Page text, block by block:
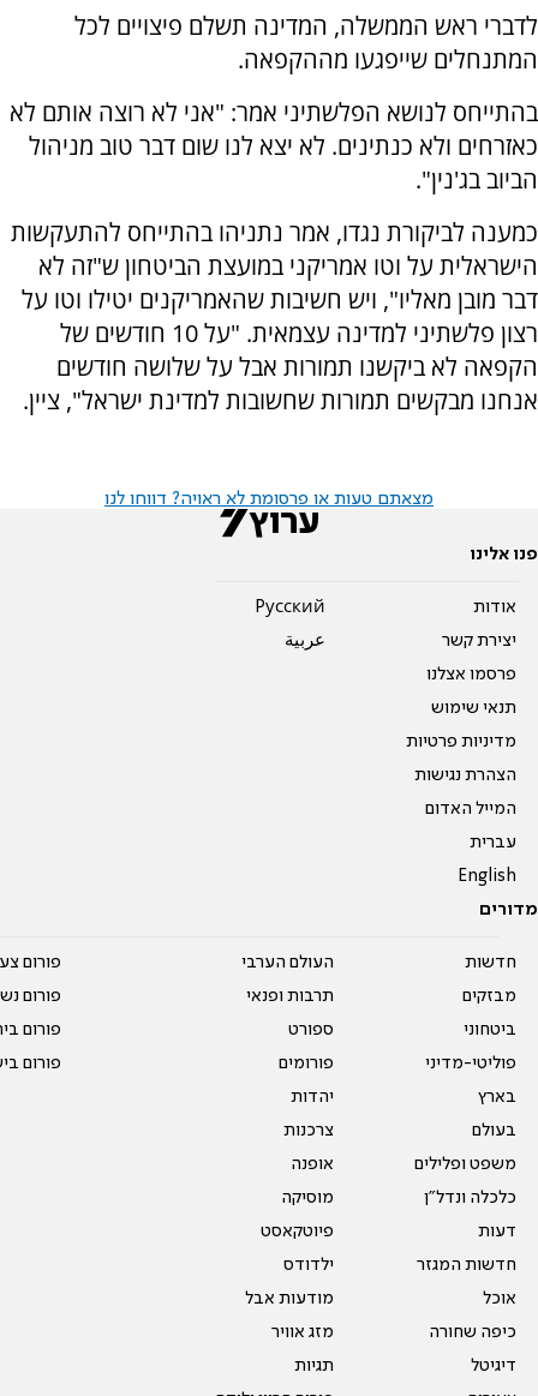
לדברי ראש הממשלה, המדינה תשלם פיצויים לכל
המתנחלים שייפגעו מההקפאה.
בהתייחס לנושא הפלשתיני אמר: "אני לא רוצה אותם לא
כאזרחים ולא כנתינים. לא יצא לנו שום דבר טוב מניהול
הביוב בג'נין".
כמענה לביקורת נגדו, אמר נתניהו בהתייחס להתעקשות
הישראלית על וטו אמריקני במועצת הביטחון ש"זה לא
דבר מובן מאליו", ויש חשיבות שהאמריקנים יטילו וטו על
רצון פלשתיני למדינה עצמאית. "על 10 חודשים של
הקפאה לא ביקשנו תמורות אבל על שלושה חודשים
אנחנו מבקשים תמורות שחשובות למדינת ישראל", ציין.
מצאתם טעות או פרסומת לא ראויה? דווחו לנו
פנו אלינו
אודות
יצירת קשר
פרסמו אצלנו
תנאי שימוש
מדיניות פרטיות
הצהרת נגישות
המייל האדום
עברית
English
Pусский
عربية
מדורים
חדשות
מבזקים
ביטחוני
פוליטי-מדיני
בארץ
בעולם
משפט ופלילים
כלכלה ונדל"ן
דעות
חדשות המגזר
אוכל
כיפה שחורה
דיגיטל
העולם הערבי
תרבות ופנאי
ספורט
פורומים
יהדות
צרכנות
אופנה
מוסיקה
פיוטקאסט
ילדודס
מודעות אבל
מזג אוויר
תגיות
פורום
פורום
פורום
פורום